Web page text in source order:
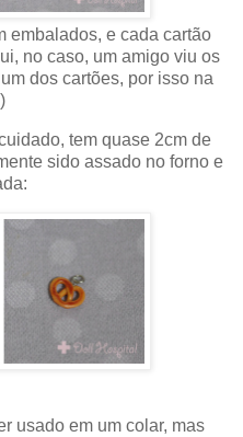
embalados, e cada cartão
no caso, um amigo viu os
dos cartões, por isso na
tem quase 2cm de
sido assado no forno e
usado em um colar, mas